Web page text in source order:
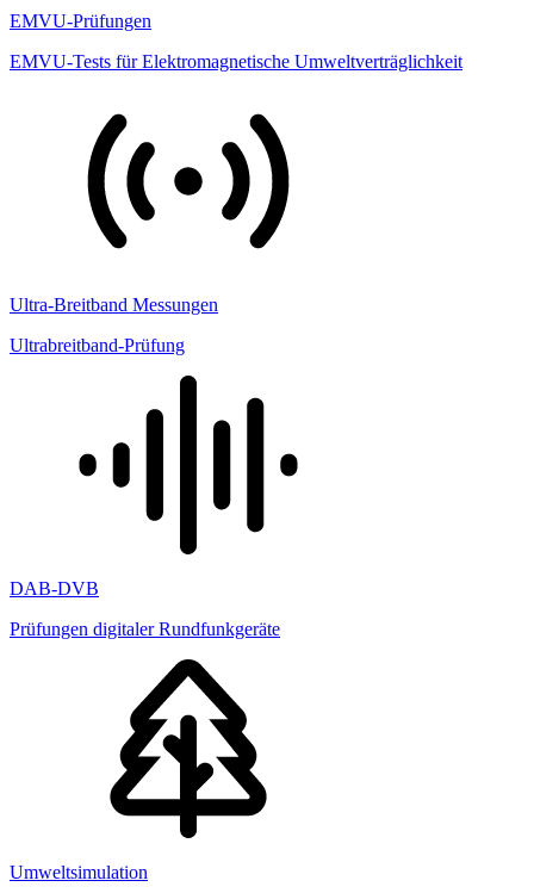
EMVU-Prüfungen
EMVU-Tests für Elektromagnetische Umweltverträglichkeit
Ultra-Breitband Messungen
Ultrabreitband-Prüfung
DAB-DVB
Prüfungen digitaler Rundfunkgeräte
Umweltsimulation